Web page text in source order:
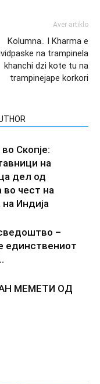
Aver artiklo
Kolumna.. I Kharma e
na trampinela
khanchi dzi kote tu na
trampinejape korkori
Скопје:
на
дел од
во чест на
Индија
–
единствениот
МЕМЕТИ ОД